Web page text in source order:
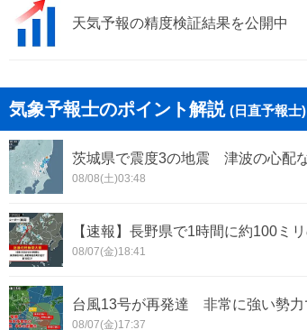
天気予報の精度検証結果を公開中
気象予報士のポイント解説 (日直予報士)
茨城県で震度3の地震 津波の心配
08/08(土)03:48
【速報】長野県で1時間に約100
08/07(金)18:41
台風13号が再発達 非常に強い勢
08/07(金)17:37